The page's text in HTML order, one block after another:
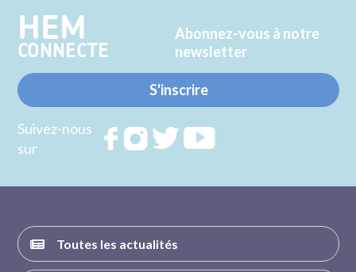
HEM
CONNECTE
Abonnez-vous à notre
newsletter
S'inscrire
Suivez-nous
sur
RejoignezRejoignezRejoignez
Toutes les actualités